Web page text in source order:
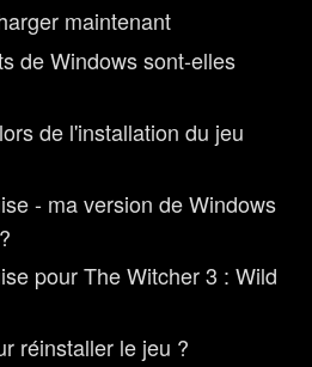
maintenant
de Windows sont-elles
de l'installation du jeu
- ma version de Windows
pour The Witcher 3 : Wild
réinstaller le jeu ?